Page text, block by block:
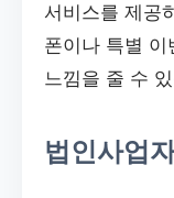
서비스를 제공
폰이나 특별 이
느낌을 줄 수
법인사업